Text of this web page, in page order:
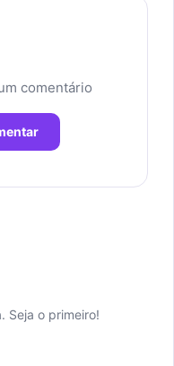
comentário
Seja o primeiro!